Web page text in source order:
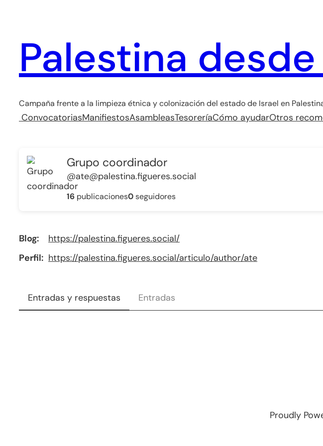
contenido
Palestina
Campaña frente a la limpieza étnica y colonización del estado de Israel en
ConvocatoriasManifiestosAsambleasTesoreríaCómo ayudarOtros
Grupo coordinador
@ate@palestina.figueres.social
16 publicaciones0seguidores
Blog https://palestina.figueres.social/
Perfil
https://palestina.figueres.social/articulo/author/ate
Entradas y respuestas Entradas
Proudly